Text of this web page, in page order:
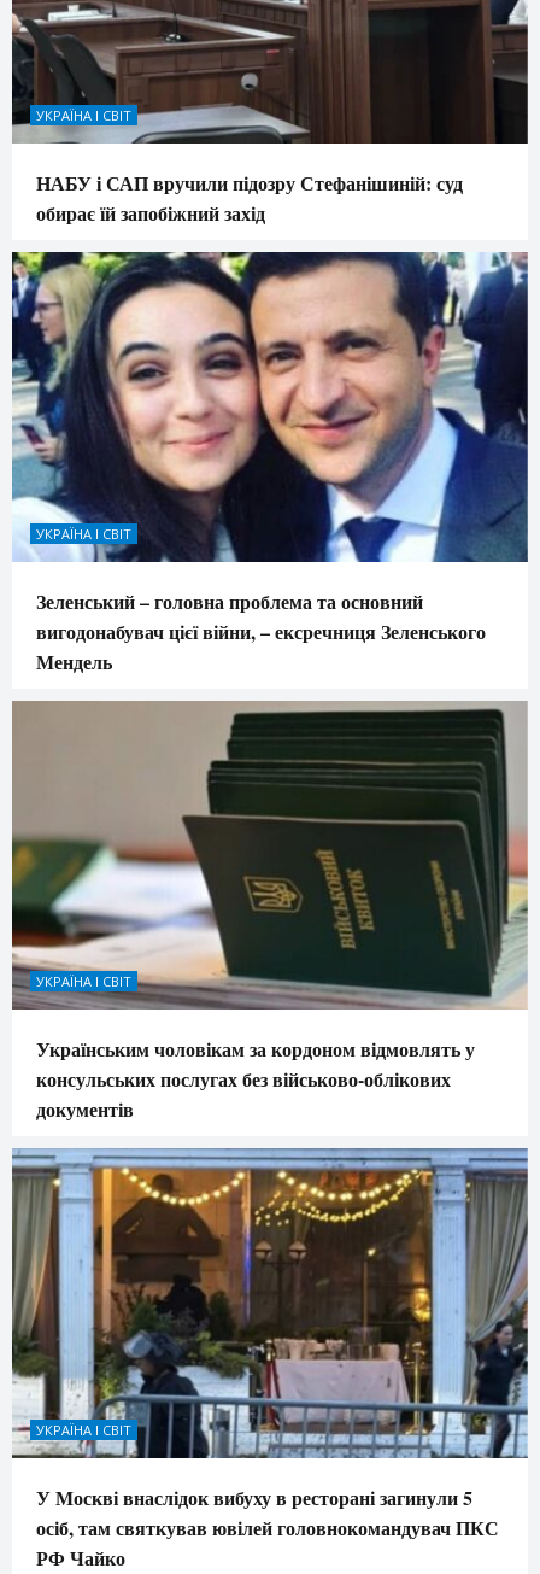
УКРАЇНА І СВІТ
НАБУ і САП вручили підозру Стефанішиній: суд
обирає їй запобіжний захід
УКРАЇНА І СВІТ
Зеленський – головна проблема та основний
вигодонабувач цієї війни, – ексречниця Зеленського
Мендель
УКРАЇНА І СВІТ
Українським чоловікам за кордоном відмовлять у
консульських послугах без військово-облікових
документів
УКРАЇНА І СВІТ
У Москві внаслідок вибуху в ресторані загинули 5
осіб, там святкував ювілей головнокомандувач ПКС
РФ Чайко